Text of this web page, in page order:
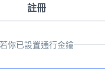
註冊
若你已設置通行金鑰